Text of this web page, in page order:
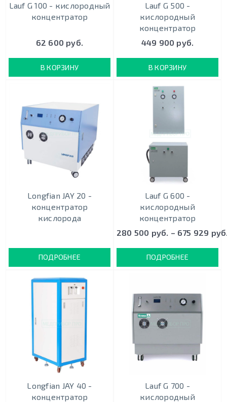
Lauf G 100 - кислородный
концентратор
62 600 руб.
В КОРЗИНУ
Lauf G 500 -
кислородный
концентратор
449 900 руб.
В КОРЗИНУ
Longfian JAY 20 -
концентратор
кислорода
ПОДРОБНЕЕ
Lauf G 600 -
кислородный
концентратор
280 500 руб. – 675 929
ПОДРОБНЕЕ
Longfian JAY 40 -
концентратор
Lauf G 700 -
кислородный